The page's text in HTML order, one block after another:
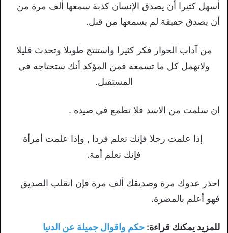
أسهل كثيرا أن يصدق الإنسان كذبة سمعها ألف مرة من
أن يصدق حقيقة لم يسمعها من قبل.
من آداب الحوار فكر كثيرا واستنتج طويلا وتحدث قليلا
ولاتهمل كل ما تسمعه فمن المؤكد أنك ستحتاجه في
المستقبل.
ان سلمت من الاسد فلا تطمع في صيده .
إذا علمت رجلا فإنك تعلم فردا , وإذا علمت أمرأة
فإنك تعلم أمة.
احذر عدوك مرة وصديقك ألف مرة فإن انقلب الصديق
فهو أعلم بالمضرة.
للمزيد يمكنك قراءة: حكم واقوال جميلة عن الدنيا